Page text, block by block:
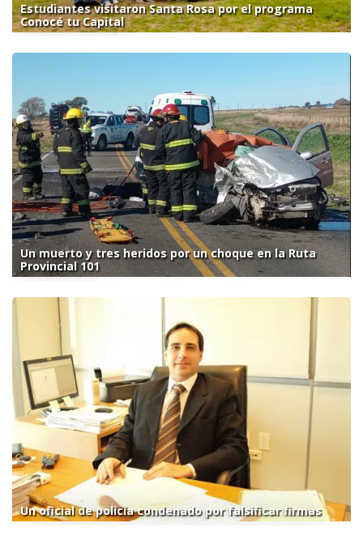
Estudiantes visitaron Santa Rosa por el programa
Conocé tu Capital
Un muerto y tres heridos por un choque en la Ruta
Provincial 101
Un oficial de policía condenado por falsificar firmas